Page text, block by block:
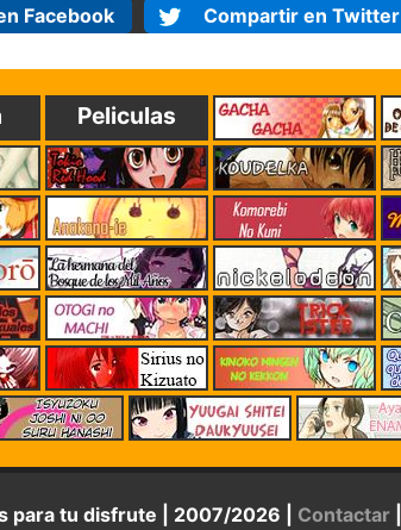
Facebook Compartir en Twitter
Peliculas
para tu disfrute | 2007/2026 | Contactar